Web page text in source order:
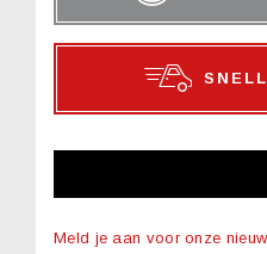
Meld je aan voor onze